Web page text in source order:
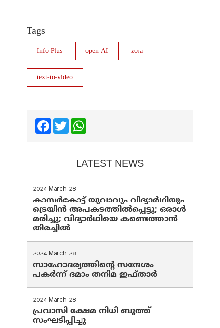
Tags
Info Plus open AI zora
text-to-video
FacebookTwitter
LATEST NEWS
2024 March 28
കാസർകോട്ട് യുവാവും വിദ്യാർഥിയും
ട്രെയിൻ അപകടത്തിൽപ്പെട്ടു; ഒരാൾ
മരിച്ചു; വിദ്യാർഥിയെ കണ്ടെത്താൻ
തിരച്ചിൽ
2024 March 28
സാഹോദര്യത്തിന്റെ സന്ദേശം
പകർന്ന് ദമാം തനിമ ഇഫ്‌താർ
2024 March 28
പ്രവാസി ക്ഷേമ നിധി ബൂത്ത്
സംഘടിപ്പിച്ചു